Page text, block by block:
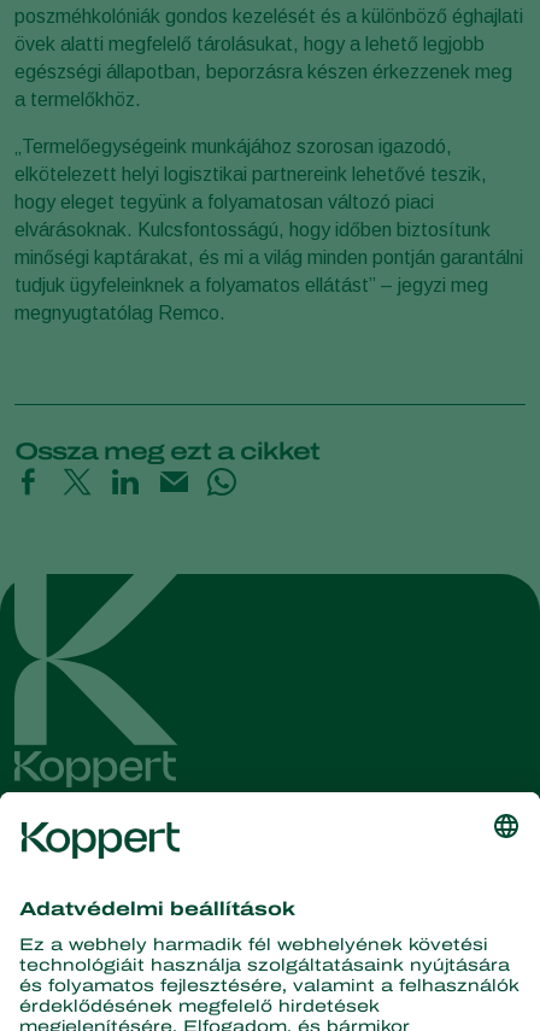
poszméhkolóniák gondos kezelését és a különböző éghajlati
övek alatti megfelelő tárolásukat, hogy a lehető legjobb
egészségi állapotban, beporzásra készen érkezzenek meg
a termelőkhöz.
„Termelőegységeink munkájához szorosan igazodó,
elkötelezett helyi logisztikai partnereink lehetővé teszik,
hogy eleget tegyünk a folyamatosan változó piaci
elvárásoknak. Kulcsfontosságú, hogy időben biztosítunk
minőségi kaptárakat, és mi a világ minden pontján garantálni
tudjuk ügyfeleinknek a folyamatos ellátást” – jegyzi meg
megnyugtatólag Remco.
Ossza meg ezt a cikket
és információinkat!
Iratkozzon fel itt